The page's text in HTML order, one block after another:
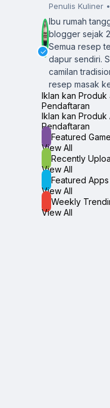
✓
Penulis Kuliner
Ibu rumah
blogger sejak
Semua resep
dapur sendiri.
camilan
resep masak
Iklan kan Produk
Pendaftaran
Iklan kan Produk
Pendaftaran
Featured
View All
Recently
View All
Featured Apps
View All
Weekly
View All